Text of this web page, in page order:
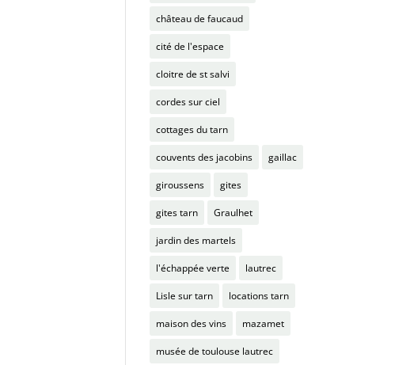
château de faucaud
cité de l'espace
cloitre de st salvi
cordes sur ciel
cottages du tarn
couvents des jacobins gaillac
giroussens gites
gites tarn Graulhet
jardin des martels
l'échappée verte lautrec
Lisle sur tarn locations tarn
maison des vins mazamet
musée de toulouse lautrec